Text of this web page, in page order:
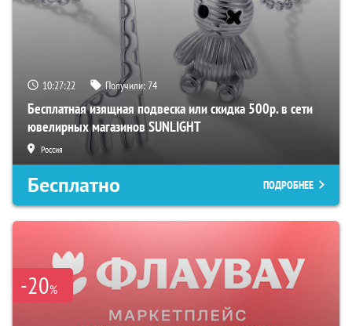
10:27:21 Получили:74
Бесплатная изящная подвеска или скидка 500р. в сети
ювелирных магазинов SUNLIGHT
Россия
Бесплатно ПОДРОБНЕЕ
-20%